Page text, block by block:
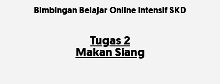
Bimbingan Belajar Online Intensif SKD
Tugas 2
Makan Siang